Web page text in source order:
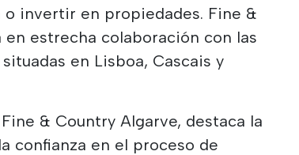
invertir en propiedades. Fine &
estrecha colaboración con las
en Lisboa, Cascais y
& Country Algarve, destaca la
confianza en el proceso de